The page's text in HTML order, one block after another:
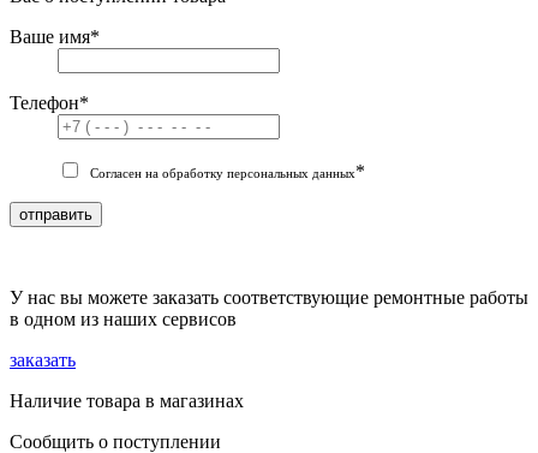
Ваше имя*
Телефон*
Согласен на обработку персональных данных*
отправить
У нас вы можете заказать соответствующие ремонтные работы
в одном из наших сервисов
заказать
Наличие товара в магазинах
Сообщить о поступлении